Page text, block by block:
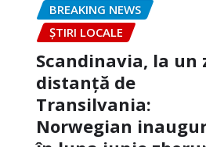
BREAKING NEWS
ȘTIRI LOCALE
Scandinavia, la un
distanță de
Transilvania:
Norwegian